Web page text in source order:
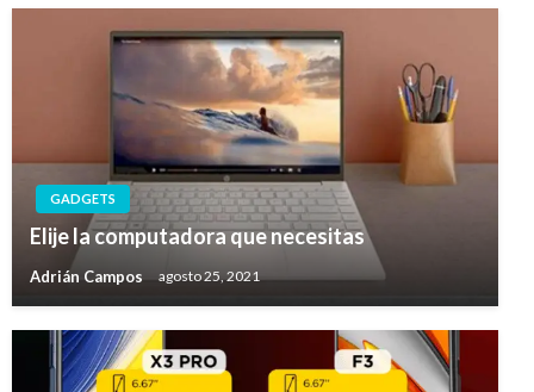
GADGETS
Elije la computadora que necesitas
Adrián Campos agosto 25, 2021